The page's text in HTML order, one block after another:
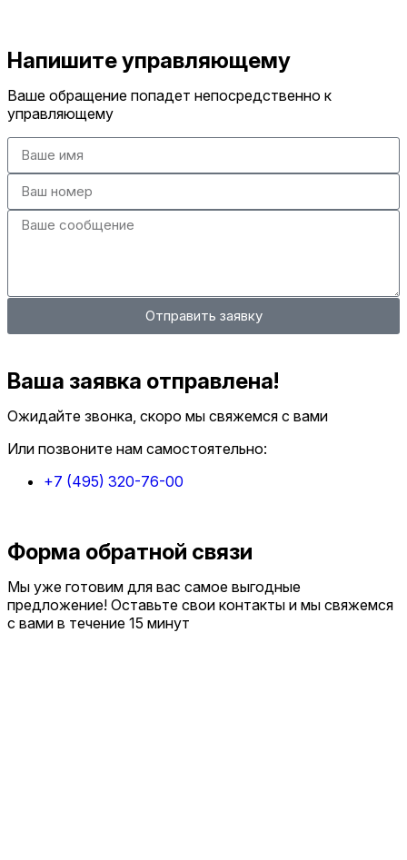
Напишите управляющему
Ваше обращение попадет непосредственно к
управляющему
Отправить заявку
Ваша заявка отправлена!
Ожидайте звонка, скоро мы свяжемся с вами
Или позвоните нам самостоятельно:
+7 (495) 320-76-00
Форма обратной связи
Мы уже готовим для вас самое выгодные
предложение! Оставьте свои контакты и мы свяжемся
с вами в течение 15 минут